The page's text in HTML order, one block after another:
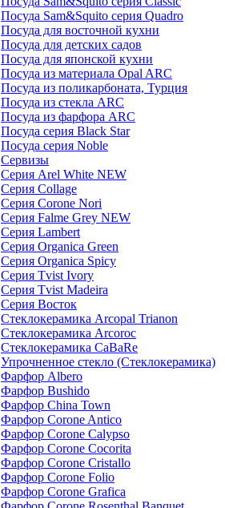
Посуда Sam&Squito серия Quadro
Посуда для восточной кухни
Посуда для детских садов
Посуда для японской кухни
Посуда из материала Opal ARC
Посуда из поликарбоната, Турция
Посуда из стекла ARC
Посуда из фарфора ARC
Посуда серия Black Star
Посуда серия Noble
Сервизы
Серия Arel White NEW
Серия Collage
Серия Corone Nori
Серия Falme Grey NEW
Серия Lambert
Серия Organica Green
Серия Organica Spicy
Серия Tvist Ivory
Серия Tvist Madeira
Серия Восток
Стеклокерамика Arcopal Trianon
Стеклокерамика Arcoroc
Стеклокерамика CaBaRe
Упрочненное стекло (Стеклокерамика)
Фарфор Albero
Фарфор Bushido
Фарфор China Town
Фарфор Corone Antico
Фарфор Corone Calypso
Фарфор Corone Cocorita
Фарфор Corone Cristallo
Фарфор Corone Folio
Фарфор Corone Grafica